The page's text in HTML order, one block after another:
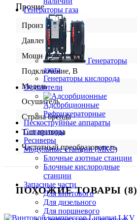
Генераторы газа
Генераторы
азота
Генераторы кислорода
Осушители
Адсорбционные
Рефрижераторные
Пескоструйные аппараты
Сепараторы
Ресиверы
Модульные станции (МКС)
Блочные азотные станции
Блочные кислородные
станции
Запасные части
Для винтового
Для дизельного
Для поршневого
Прочие
Производитель
Давление, бар.
Мощность, кВт
Подключение, В
Модель
Осушитель
Страна бренда
Тип привода
Частотный преобразователь
ПОХОЖИЕ ТОВАРЫ (8)